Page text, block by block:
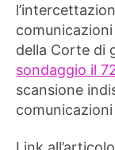
della Corte di
sondaggio il
scansione